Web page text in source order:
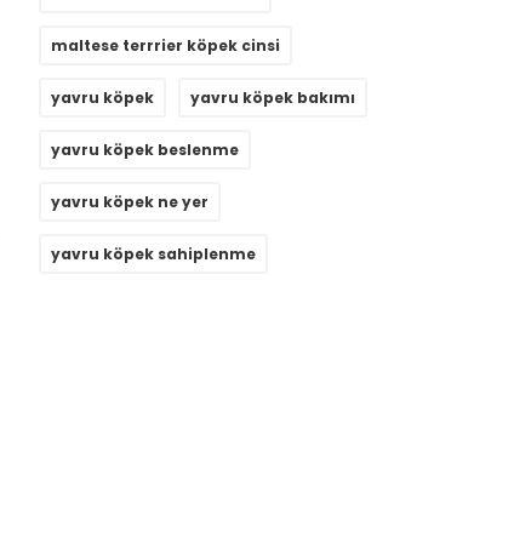
maltese terrrier köpek cinsi
yavru köpek yavru köpek bakımı
yavru köpek beslenme
yavru köpek ne yer
yavru köpek sahiplenme